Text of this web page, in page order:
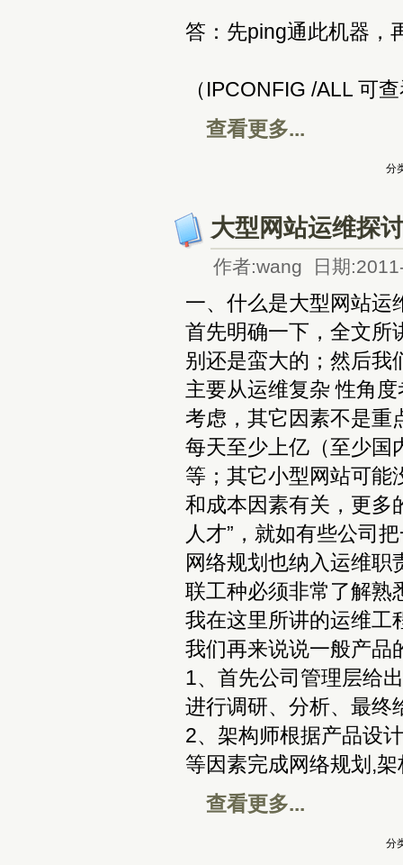
答：先ping通此机器，
（IPCONFIG /ALL 可
查看更多...
分
大型网站运维探
作者:wang 日期
一、什么是大型网站运
首先明确一下，全文所
别还是蛮大的；然后我
主要从运维复杂 性角
考虑，其它因素不是重
每天至少上亿（至少国
等；其它小型网站可能
和成本因素有关，更多
人才”，就如有些公司
网络规划也纳入运维职
联工种必须非常了解熟
我在这里所讲的运维工
我们再来说说一般产品
1、首先公司管理层给
进行调研、分析、最终
2、架构师根据产品设
等因素完成网络规划,
查看更多...
分